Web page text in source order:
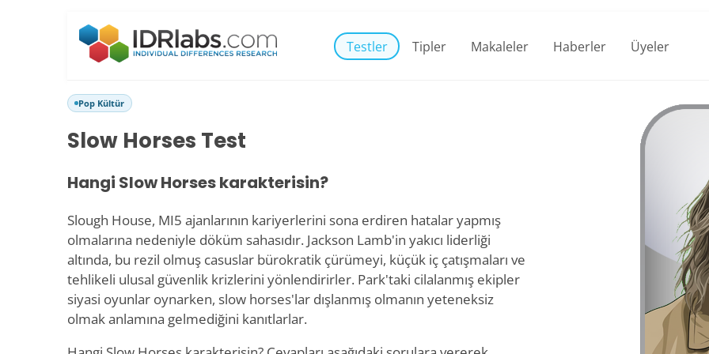
Testler Tipler Makaleler Haberler Üyeler
Pop Kültür
Slow Horses Test
Hangi Slow Horses karakterisin?
Slough House, MI5 ajanlarının kariyerlerini sona erdiren hatalar yapmış
olmalarına nedeniyle döküm sahasıdır. Jackson Lamb'in yakıcı liderliği
altında, bu rezil olmuş casuslar bürokratik çürümeyi, küçük iç çatışmaları ve
tehlikeli ulusal güvenlik krizlerini yönlendirirler. Park'taki cilalanmış ekipler
siyasi oyunlar oynarken, slow horses'lar dışlanmış olmanın yeteneksiz
olmak anlamına gelmediğini kanıtlarlar.